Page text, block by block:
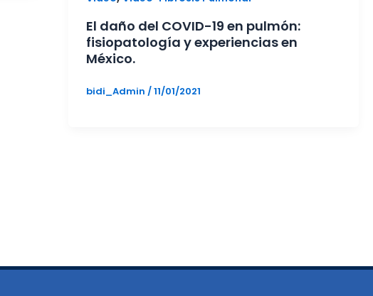
El daño del COVID-19 en pulmón:
fisiopatología y experiencias en
México.
bidi_Admin /11/01/2021